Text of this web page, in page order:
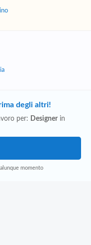
degli altri!
per: Designer in
momento